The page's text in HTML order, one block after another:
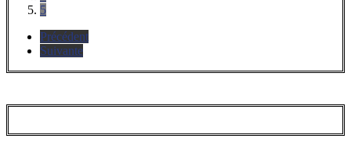
5
Précédent
Suivante